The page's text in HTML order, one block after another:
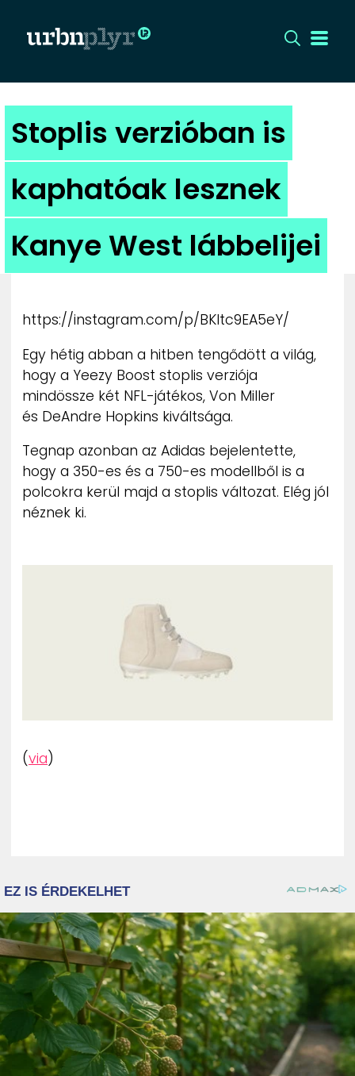
CÍMLAP
DIZÁJN
DIVAT
HIP
UTCA
ZENE
MÉDIAAJÁNLAT
IMPRESSZUM
ADATKEZELÉSI TÁJÉKOZTATÓ
Stoplis verzióban is
kaphatóak lesznek
Kanye West lábbelijei
https://instagram.com/p/BKItc9EA5eY/
Egy hétig abban a hitben tengődött a világ,
hogy a Yeezy Boost stoplis verziója
mindössze két NFL-játékos, Von Miller
és DeAndre Hopkins kiváltsága.
Tegnap azonban az Adidas bejelentette,
hogy a 350-es és a 750-es modellből is a
polcokra kerül majd a stoplis változat. Elég jól
néznek ki.
(via)